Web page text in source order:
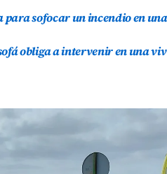
para sofocar un incendio en
obliga a intervenir en una